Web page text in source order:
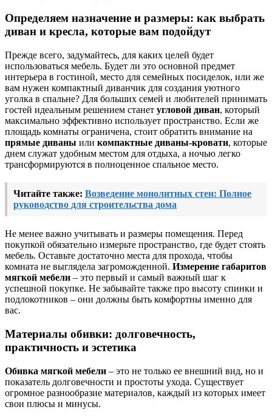
Определяем назначение и размеры: как выбрать
диван и кресла, которые вам подойдут
Прежде всего, задумайтесь, для каких целей будет
использоваться мебель. Будет ли это основной предмет
интерьера в гостиной, место для семейных посиделок, или же
вам нужен компактный диванчик для создания уютного
уголка в спальне? Для больших семей и любителей принимать
гостей идеальным решением станет угловой диван, который
максимально эффективно использует пространство. Если же
площадь комнаты ограничена, стоит обратить внимание на
прямые диваны или компактные диваны-кровати, которые
днем служат удобным местом для отдыха, а ночью легко
трансформируются в полноценное спальное место.
Читайте также: Возведение монолитных стен: Полное
руководство для строительства дома
Не менее важно учитывать и размеры помещения. Перед
покупкой обязательно измерьте пространство, где будет стоять
мебель. Оставьте достаточно места для прохода, чтобы
комната не выглядела загроможденной. Измерение габаритов
мягкой мебели – это первый и самый важный шаг к
успешной покупке. Не забывайте также про высоту спинки и
подлокотников – они должны быть комфортны именно для
вас.
Материалы обивки: долговечность,
практичность и эстетика
Обивка мягкой мебели – это не только ее внешний вид, но и
показатель долговечности и простоты ухода. Существует
огромное разнообразие материалов, каждый из которых имеет
свои плюсы и минусы.